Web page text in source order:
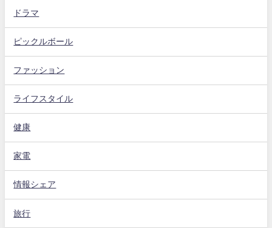
ドラマ
ピックルボール
ファッション
ライフスタイル
健康
家電
情報シェア
旅行